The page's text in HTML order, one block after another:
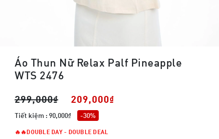
Áo Thun Nữ Relax Palf Pineapple
WTS 2476
299,000₫ 209,000₫
Tiết kiệm : 90,000₫ -30%
🔥🔥DOUBLE DAY - DOUBLE DEAL